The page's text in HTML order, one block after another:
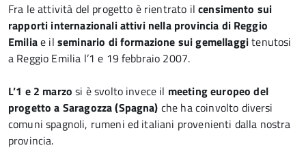
Fra le attività del progetto è rientrato ilcensimento sui
rapporti internazionali attivi nella provincia di Reggio
Emiliae il seminario di formazione sui gemellaggitenutosi
a Reggio Emilia l’1 e 19 febbraio 2007.
L’1 e 2 marzo si è svolto invece il meeting europeo del
progetto a Saragozza (Spagna) che ha coinvolto diversi
comuni spagnoli, rumeni ed italiani provenienti dalla nostra
provincia.